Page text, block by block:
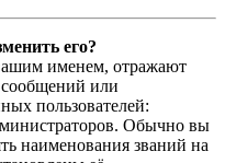
его?
именем, отражают
сообщений или
пользователей:
Обычно вы
наименования званий на